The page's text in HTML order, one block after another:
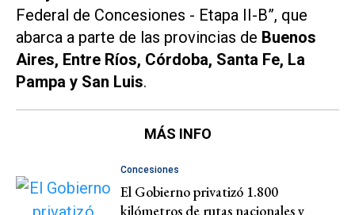
Federal de Concesiones - Etapa II-B”, que
abarca a parte de las provincias de Buenos
Aires, Entre Ríos, Córdoba, Santa Fe, La
Pampa y San Luis.
MÁS INFO
Concesiones
El Gobierno privatizó 1.800
kilómetros de rutas nacionales y